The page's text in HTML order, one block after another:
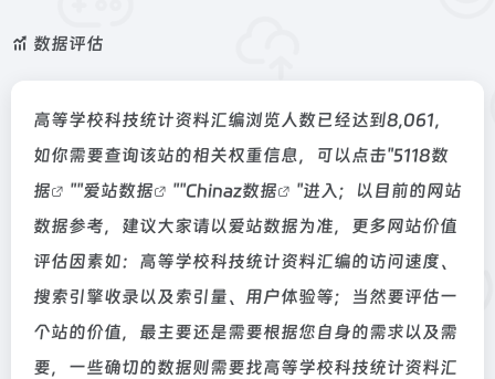
数据评估
高等学校科技统计资料汇编浏览人数已经达到8,061，
如你需要查询该站的相关权重信息，可以点击"5118数
据
""爱站数据 ""Chinaz数据
"进入；以目前的网站
数据参考，建议大家请以爱站数据为准，更多网站价值
评估因素如：高等学校科技统计资料汇编的访问速度、
搜索引擎收录以及索引量、用户体验等；当然要评估一
个站的价值，最主要还是需要根据您自身的需求以及需
要，一些确切的数据则需要找高等学校科技统计资料汇